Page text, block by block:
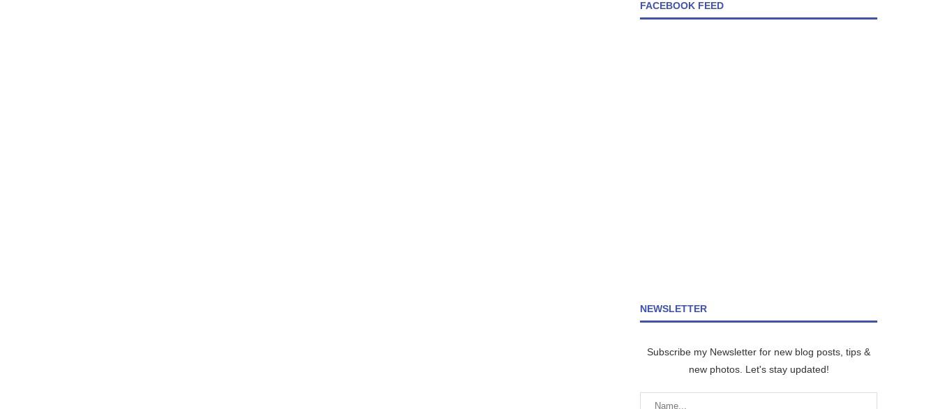
FACEBOOK FEED
NEWSLETTER
Subscribe my Newsletter for new blog posts, tips &
new photos. Let's stay updated!